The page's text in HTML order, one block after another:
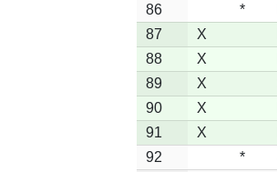
86
*
87
X
88
X
89
X
90
X
91
X
92
*